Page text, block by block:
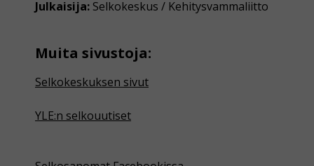
Julkaisija: Selkokeskus / Kehitysvammaliitto
Muita sivustoja:
Selkokeskuksen sivut
YLE:n selkouutiset